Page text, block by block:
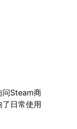
问Steam商
日常使用